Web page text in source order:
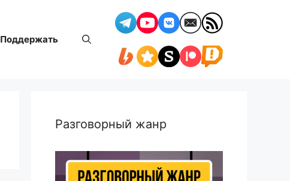
Поддержать
Разговорный жанр